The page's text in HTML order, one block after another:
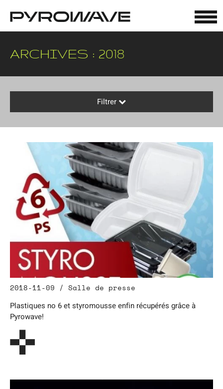
ARCHIVES : 2018
Filtrer
2018-11-09 / Salle de presse
Plastiques no 6 et styromousse enfin récupérés grâce à
Pyrowave!